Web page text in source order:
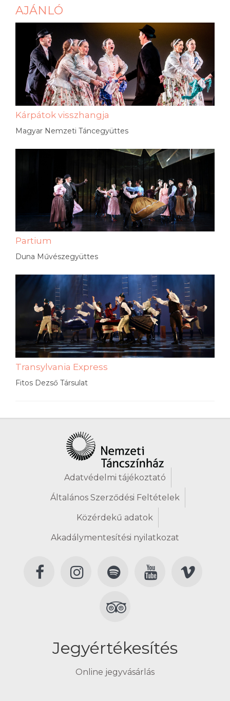
AJÁNLÓ
Kárpátok visszhangja
Magyar Nemzeti Táncegyüttes
Partium
Duna Művészegyüttes
Transylvania Express
Fitos Dezső Társulat
Adatvédelmi tájékoztató
Általános Szerződési Feltételek
Közérdekű adatok
Akadálymentesítési nyilatkozat
Jegyértékesítés
Online jegyvásárlás